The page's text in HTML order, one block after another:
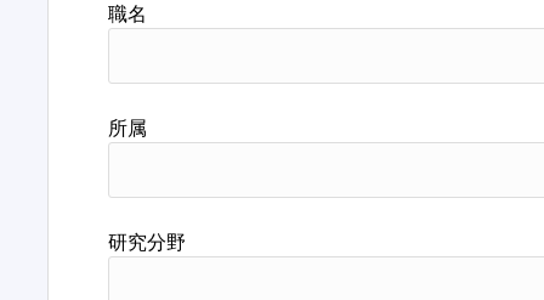
職名
所属
研究分野